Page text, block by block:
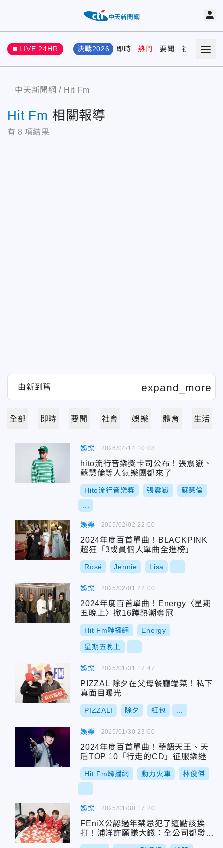
LIVE 24HR 決戰2026 即時 熱門 要聞 社會 娛樂
中天新聞網 Hit Fm
Hit Fm 相關報導
有 8 項結果
全部 即時 要聞 社會 娛樂 體育 生活
娛樂
hito流行音樂獎卡司公布！張震嶽、
蘇慧倫等人氣樂團都來了
Hito流行音樂獎 張震嶽 蘇慧倫
2026/04/14 10:08
娛樂
2024年度百首單曲！BLACKPINK
超狂「3成員個人單曲全進榜」
Rosé Jennie Lisa
2025/02/02 22:00
娛樂
2024年度百首單曲！Energy〈星期
五晚上〉掀16蹲熱潮奪冠
Hit Fm聯播網 Energy
星期五晚上
2025/02/01 22:00
娛樂
PIZZALI除夕在父母餐廳端菜！私下
真面目曝光
PIZZALI 除夕 紅包
2025/01/31 17:47
娛樂
2024年度百首單曲！華語天王、天
后TOP 10「行走的CD」征服樂迷
Hit Fm聯播網 動力火車 林俊傑
2025/01/30 23:00
娛樂
FEniX公認過年禁忌犯了這點該挨
打！浦洋許願賺大錢：全公司都發紅
包
2025/01/30 17:20